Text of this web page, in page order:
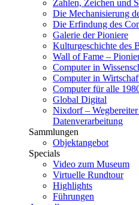
Zahlen, Zeichen und
Die Mechanisierung
Die Erfindung des
Galerie der Pioniere
Kulturgeschichte des
Wall of Fame –
Computer in
Computer in
Computer für alle
Global Digital
Nixdorf – Wegbereiter
Datenverarbeitung
Sammlungen
Objektangebot
Specials
Video zum Museum
Virtuelle Rundtour
Highlights
Führungen